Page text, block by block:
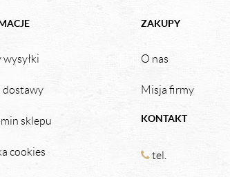
wysyłki
dostawy
sklepu
cookies
ZAKUPY
O nas
Misja firmy
KONTAKT
tel.